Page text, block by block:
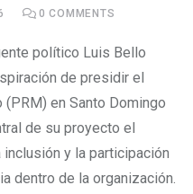
0 COMMENTS
político Luis Bello
de presidir el
en Santo Domingo
de su proyecto el
y la participación
dentro de la organización.